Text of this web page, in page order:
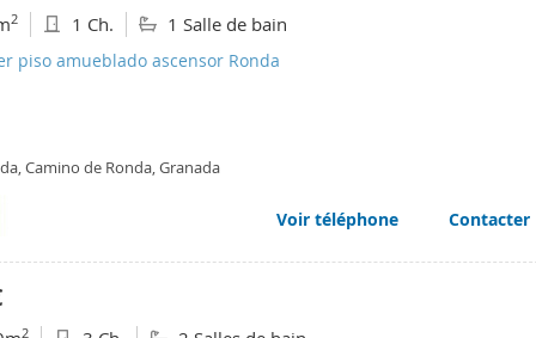
2 1 Ch. 1 Salle de bain
piso amueblado ascensor Ronda
Camino de Ronda, Granada
Voir téléphone Contacter
2